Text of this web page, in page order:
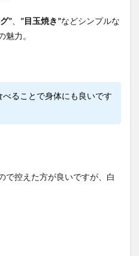
” ”目玉焼き”などシンプルな
力。
ることで身体にも良いです
で控えた方が良いですが、白